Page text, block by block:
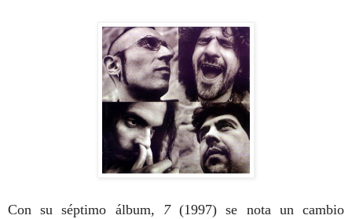
Con su séptimo álbum, 7(1997) se nota un cambio